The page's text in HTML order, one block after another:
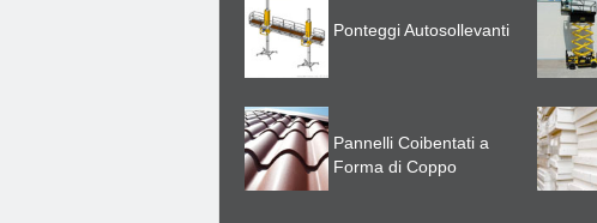
Ponteggi Autosollevanti
Pannelli Coibentati a
Forma di Coppo